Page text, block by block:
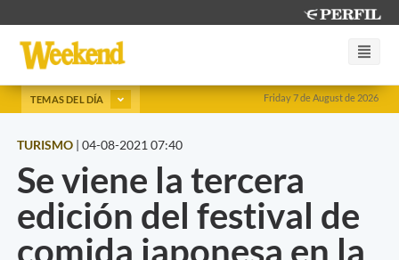
Friday 7 de August de 2026
TEMAS DEL DÍA
TURISMO | 04-08-2021 07:40
Se viene la tercera
edición del festival de
comida japonesa en la